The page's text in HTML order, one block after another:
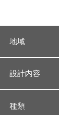
地域
設計内容
種類